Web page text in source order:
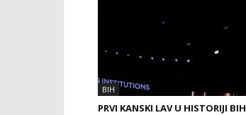
BIH
PRVI KANSKI LAV U HISTORIJI BIH